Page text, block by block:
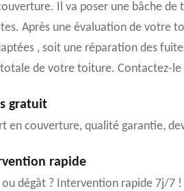
Il va poser une bâche
Après une évaluation de votre
, soit une réparation des
de votre toiture. Contactez-le
gratuit
en couverture, qualité garantie,
rapide
ou dégât ? Intervention rapide 7j/7 !